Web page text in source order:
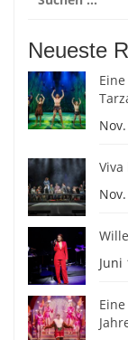
nach:
Neueste
Viva
Juni